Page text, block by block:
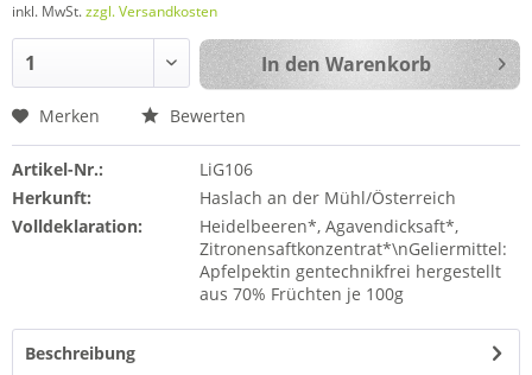
inkl. MwSt.zzgl. Versandkosten
In den Warenkorb
Merken Bewerten
Artikel-Nr.:
LiG106
Herkunft:
Haslach an der Mühl/Österreich
Volldeklaration:
Heidelbeeren*, Agavendicksaft*,
Zitronensaftkonzentrat*\nGeliermittel:
Apfelpektin gentechnikfrei hergestellt
aus 70% Früchten je 100g
Beschreibung